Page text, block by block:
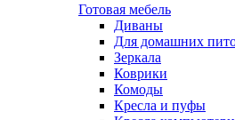
Готовая мебель
Диваны
Для домашних
Зеркала
Коврики
Комоды
Кресла и пуфы